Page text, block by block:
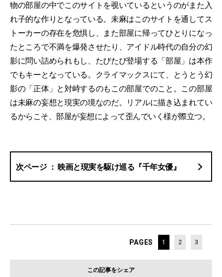
物の部屋の中でこのサイトを覗いているというのがまた入
れ子的な作りとなっている。未麻はこのサイトを通してス
トーカーの存在を危惧し、また部屋に帰ってひとりになっ
たところで不満を爆発させたり、アイドル時代の自分の幻
影に問い詰められもし、たびたび登場する「部屋」は本作
でもキーとなっている。クライマックスにて、とうとう幻
影の「正体」と対峙するのもこの部屋でのこと。この部屋
は未麻の妄想と現実の境なのだ。リアルに描き込まれてい
るからこそ、部屋が妄想によって歪んでいく様が際立つ。
映画と現実を駆け巡る『千年女優』
PAGES 1 2 3
この記事をシェア